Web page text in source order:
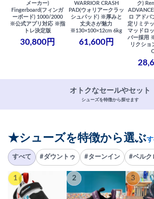
メーカー)
Fingerboard(フィンガ
ーボード) 1000/2000
※公式アプリ対応 ※指
トレ決定版
30,800円
WARRIOR CRASH
PAD(ウォリアークラッ
シュパッド) ※厚みと
丈夫さが魅力
※130×100×12cm 6kg
61,600円
ク)
ロ アド
定リミテ
マッドロ
バー採用
リクシ
オトクなセールやセット
シューズを特徴から探せます
★シューズを特徴から選ぶ
すべて #ダウントゥ #ターンイン #ベルク
1 2 3